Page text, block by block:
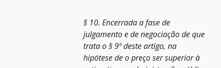
§ 10. Encerrada a fase de
julgamento e de negociação de que
trata o § 9º deste artigo, na
hipótese de o preço ser superior à